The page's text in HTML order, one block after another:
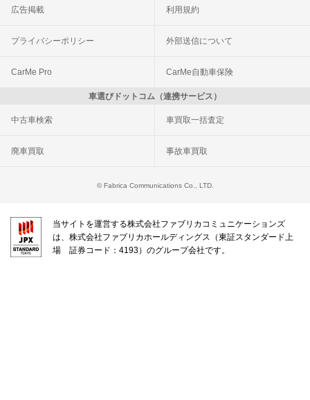
広告掲載 利用規約
プライバシーポリシー 外部送信について
CarMe Pro CarMe自動車保険
車選びドットコム（連携サービス）
中古車検索 車買取一括査定
廃車買取 事故車買取
© Fabrica Communications Co., LTD.
当サイトを運営する株式会社ファブリカコミュニケーションズ
は、株式会社ファブリカホールディングス（東証スタンダード上
場 証券コード：4193）のグループ会社です。